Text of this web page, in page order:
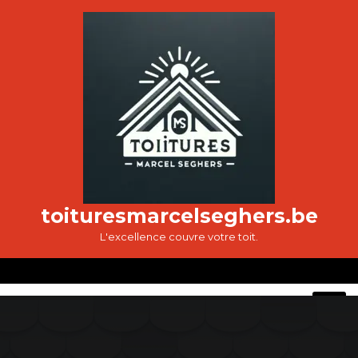
toituresmarcelseghers.be
L'excellence couvre votre toit.